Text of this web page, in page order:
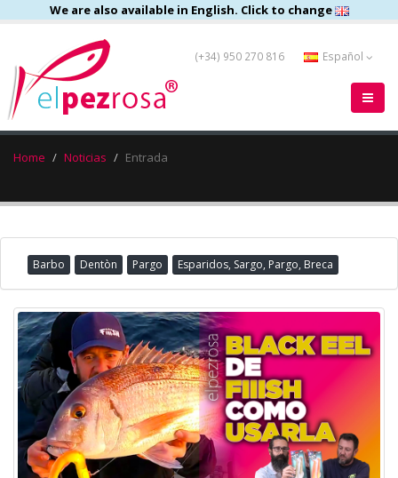
We are also available in English. Click to change
(+34) 950 270 816 Español
Home Noticias Entrada
Barbo Dentòn Pargo Esparidos, Sargo, Pargo, Breca